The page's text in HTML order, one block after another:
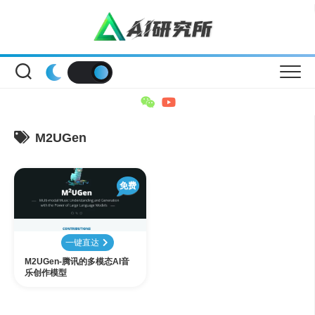
M2UGen
免费
一键直达
M2UGen-腾讯的多模态AI音
乐创作模型